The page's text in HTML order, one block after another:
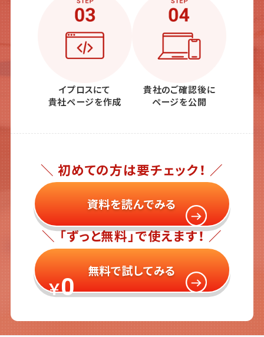
イプロスにて
貴社ページを作成
貴社のご確認後に
ページを公開
＼ 初めての方は要チェック！ ／
資料を読んでみる
＼ 「ずっと無料」で使えます！ ／
￥0
無料で試してみる